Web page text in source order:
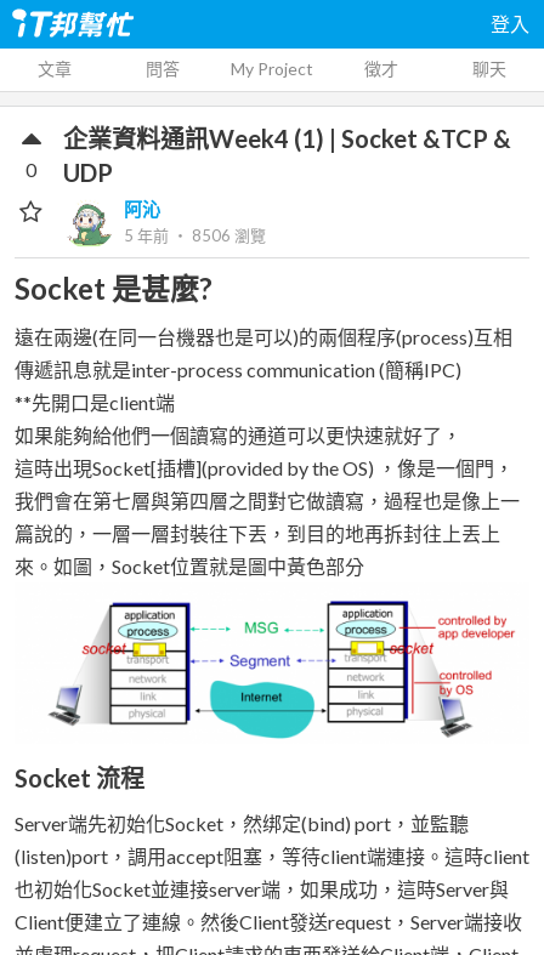
登入
文章 問答 My Project 徵才 聊天
企業資料通訊Week4 (1) | Socket &TCP &
UDP
阿沁
5 年前 ‧ 8506 瀏覽
0
Socket 是甚麼?
遠在兩邊(在同一台機器也是可以)的兩個程序(process)互相
傳遞訊息就是inter-process communication (簡稱IPC)
**先開口是client端
如果能夠給他們一個讀寫的通道可以更快速就好了，
這時出現Socket[插槽](provided by the OS) ，像是一個門，
我們會在第七層與第四層之間對它做讀寫，過程也是像上一
篇說的，一層一層封裝往下丟，到目的地再拆封往上丟上
來。如圖，Socket位置就是圖中黃色部分
Socket 流程
Server端先初始化Socket，然绑定(bind) port，並監聽
(listen)port，調用accept阻塞，等待client端連接。這時client
也初始化Socket並連接server端，如果成功，這時Server與
Client便建立了連線。然後Client發送request，Server端接收